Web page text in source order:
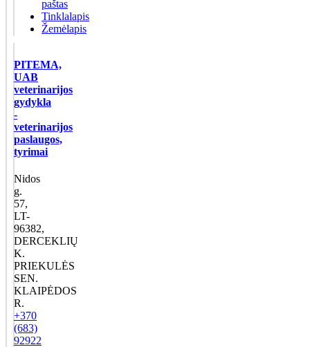
paštas
Tinklalapis
Žemėlapis
PITEMA,
UAB
veterinarijos
gydykla
-
veterinarijos
paslaugos,
tyrimai
Nidos
g.
57,
LT-
96382,
DERCEKLIŲ
K.
PRIEKULĖS
SEN.
KLAIPĖDOS
R.
+370
(683)
92922